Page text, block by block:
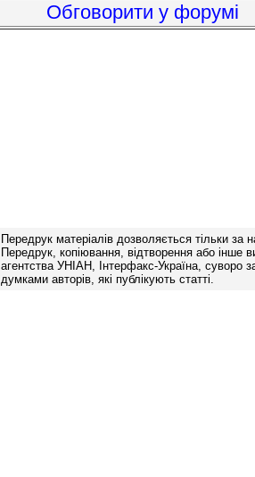
Обговорити у форумі
Передрук матеріалів дозволяється тільки за
Передрук, копіювання, відтворення або інше
агентства УНІАН, Інтерфакс-Україна, суворо
думками авторів, які публікують статті.